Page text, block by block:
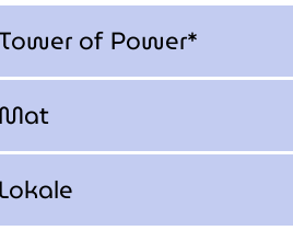
of Power*